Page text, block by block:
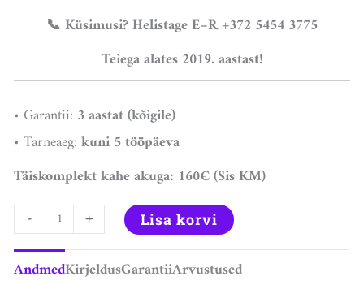
📞 Küsimusi? Helistage E–R +372 5454 3775
Teiega alates 2019. aastast!
• Garantii: 3 aastat (kõigile)
• Tarneaeg:kuni 5 tööpäeva
Täiskomplekt kahe akuga: 160€ (Sis KM)
-
+ Lisa korvi
AndmedKirjeldusGarantiiArvustused